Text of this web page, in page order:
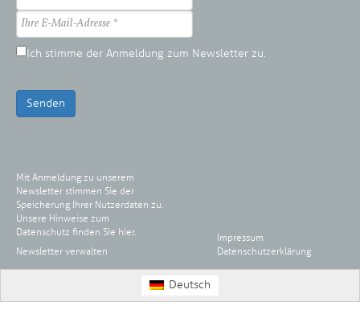
Ich stimme der Anmeldung zum Newsletter zu.
Senden
Mit Anmeldung zu unserem
Newsletter stimmen Sie der
Speicherung Ihrer Nutzerdaten zu.
Unsere Hinweise zum
Datenschutz finden Sie hier.
Newsletter verwalten
Impressum
Datenschutzerklärung
Deutsch